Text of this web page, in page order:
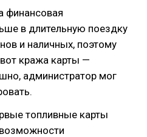
финансовая
в длительную поездку
и наличных, поэтому
кража карты —
администратор мог
топливные карты